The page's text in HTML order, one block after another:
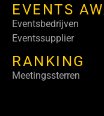
EVENTS
Eventsbedrijven
Eventssupplier
RANKING
Meetingssterren